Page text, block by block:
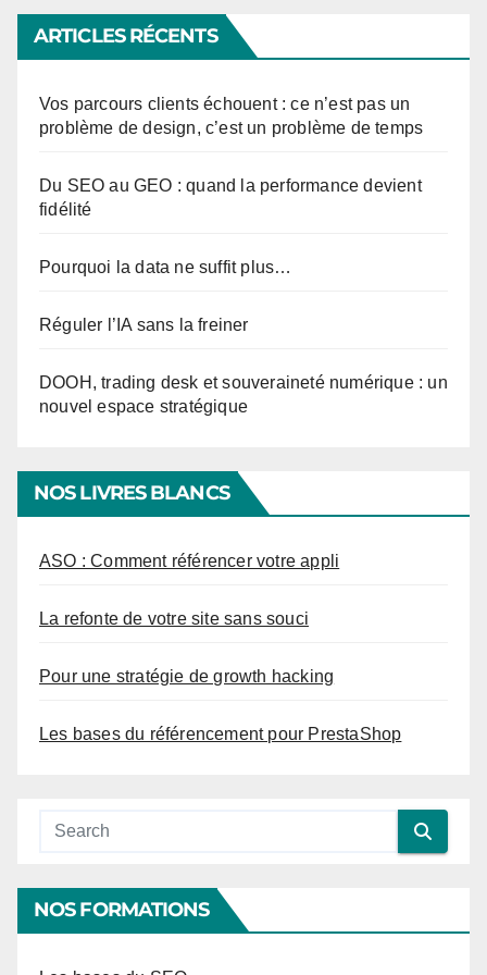
ARTICLES RÉCENTS
Vos parcours clients échouent : ce n’est pas un
problème de design, c’est un problème de temps
Du SEO au GEO : quand la performance devient
fidélité
Pourquoi la data ne suffit plus…
Réguler l’IA sans la freiner
DOOH, trading desk et souveraineté numérique : un
nouvel espace stratégique
NOS LIVRES BLANCS
ASO : Comment référencer votre appli
La refonte de votre site sans souci
Pour une stratégie de growth hacking
Les bases du référencement pour PrestaShop
NOS FORMATIONS